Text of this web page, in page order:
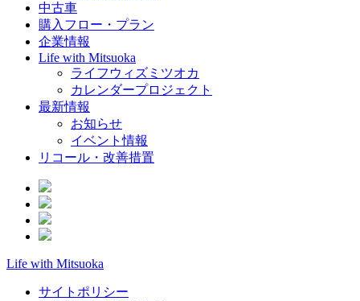
中古車
購入フロー・プラン
企業情報
Life with Mitsuoka
ライフウィズミツオカ
カレンダープロジェクト
最新情報
お知らせ
イベント情報
リコール・改善措置
Life with Mitsuoka
サイトポリシー